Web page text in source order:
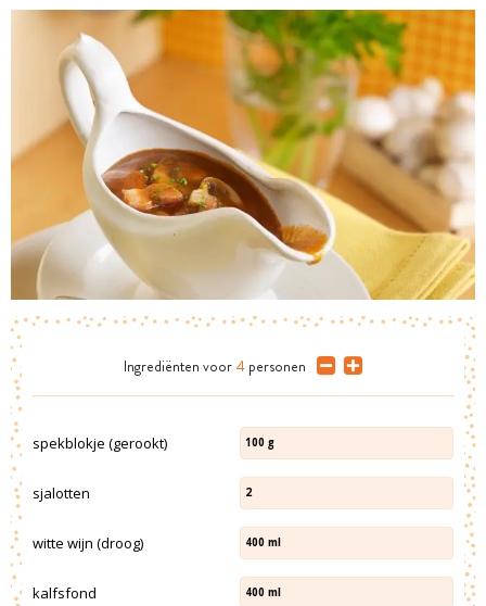
Ingrediënten voor 4 personen
spekblokje (gerookt) 100 g
sjalotten 2
witte wijn (droog) 400 ml
kalfsfond 400 ml